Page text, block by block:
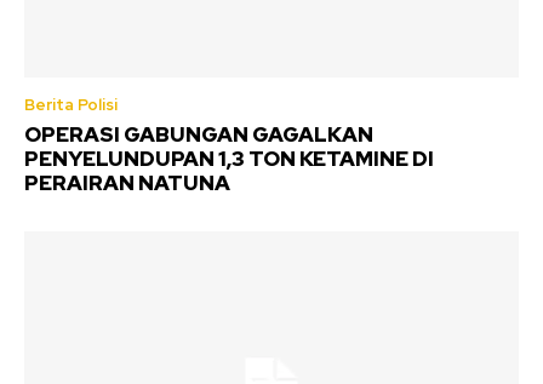
Berita Polisi
OPERASI GABUNGAN GAGALKAN
PENYELUNDUPAN 1,3 TON KETAMINE DI
PERAIRAN NATUNA